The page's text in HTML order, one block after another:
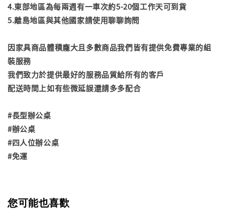
4.東部地區為每兩週有一車次約5-20個工作天可到貨
5.離島地區與其他國家請使用聊聊詢問
因家具商品體積龐大且多數商品我們皆有提供免費專業的組
裝服務
我們致力於提供最好的服務品質給所有的客戶
配送時間上如有些微延誤還請多多配合
#長型辦公桌
#辦公桌
#四人位辦公桌
#免運
您可能也喜歡